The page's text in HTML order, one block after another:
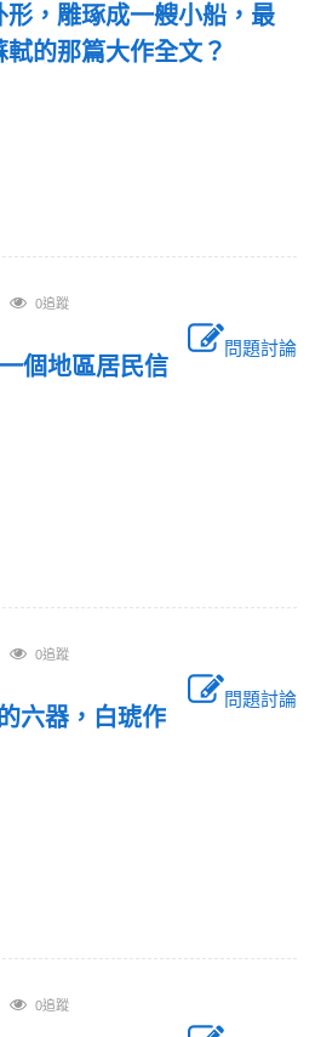
，雕琢成一艘小船，最
的那篇大作全文？
0追蹤
問題討論
個地區居民信
0追蹤
問題討論
六器，白琥作
0追蹤